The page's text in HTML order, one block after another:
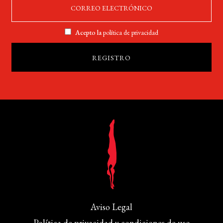
Acepto lapolítica de privacidad
Aviso Legal